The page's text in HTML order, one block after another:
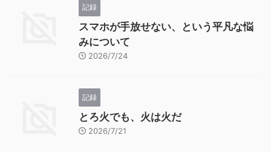
記録
スマホが手放せない、という平凡な悩
みについて
2026/7/24
記録
とろ火でも、火は火だ
2026/7/21